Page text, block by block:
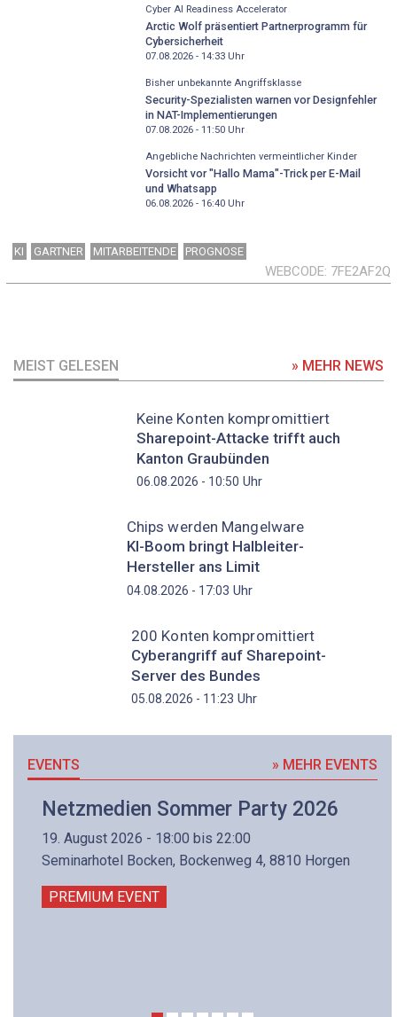
Cyber AI Readiness Accelerator
Arctic Wolf präsentiert Partnerprogramm für
Cybersicherheit
07.08.2026 - 14:33Uhr
Bisher unbekannte Angriffsklasse
Security-Spezialisten warnen vor Designfehler
in NAT-Implementierungen
07.08.2026 - 11:50Uhr
Angebliche Nachrichten vermeintlicher Kinder
Vorsicht vor "Hallo Mama"-Trick per E-Mail
und Whatsapp
06.08.2026 - 16:40Uhr
KI GARTNER MITARBEITENDE PROGNOSE
WEBCODE 7FE2AF2Q
MEIST GELESEN » MEHR NEWS
Keine Konten kompromittiert
Sharepoint-Attacke trifft auch
Kanton Graubünden
06.08.2026 - 10:50 Uhr
Chips werden Mangelware
KI-Boom bringt Halbleiter-
Hersteller ans Limit
04.08.2026 - 17:03 Uhr
200 Konten kompromittiert
Cyberangriff auf Sharepoint-
Server des Bundes
05.08.2026 - 11:23 Uhr
EVENTS » MEHR EVENTS
Netzmedien Sommer Party 2026
19. August 2026 - 18:00 bis 22:00
Seminarhotel Bocken, Bockenweg 4, 8810 Horgen
PREMIUM EVENT